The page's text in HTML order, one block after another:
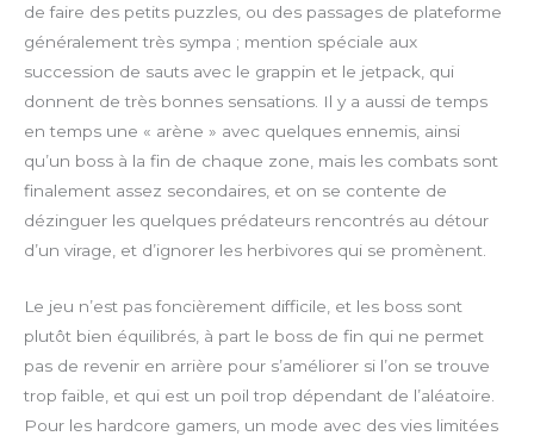
de faire des petits puzzles, ou des passages de plateforme
généralement très sympa ; mention spéciale aux
succession de sauts avec le grappin et le jetpack, qui
donnent de très bonnes sensations. Il y a aussi de temps
en temps une « arène » avec quelques ennemis, ainsi
qu’un boss à la fin de chaque zone, mais les combats sont
finalement assez secondaires, et on se contente de
dézinguer les quelques prédateurs rencontrés au détour
d’un virage, et d’ignorer les herbivores qui se promènent.
Le jeu n’est pas foncièrement difficile, et les boss sont
plutôt bien équilibrés, à part le boss de fin qui ne permet
pas de revenir en arrière pour s’améliorer si l’on se trouve
trop faible, et qui est un poil trop dépendant de l’aléatoire.
Pour les hardcore gamers, un mode avec des vies limitées